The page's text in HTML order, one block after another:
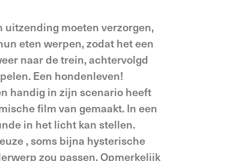
uitzending moeten verzorgen,
eten werpen, zodat het een
naar de trein, achtervolgd
Een hondenleven!
handig in zijn scenario heeft
film van gemaakt. In een
in het licht kan stellen.
, soms bijna hysterische
zou passen. Opmerkelijk